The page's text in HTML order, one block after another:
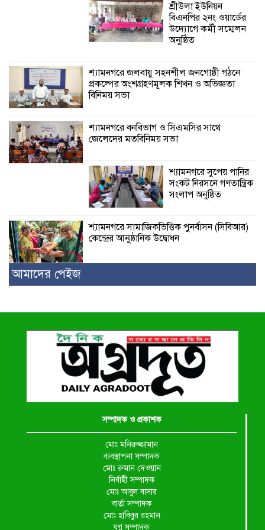
শ্রীউলা ইউনিয়ন
বিএনপির ২নং ওয়ার্ডের
উদ্যোগে কর্মী সম্মেলন
অনুষ্ঠিত
শ্যামনগরে জলবায়ু সহনশীল জনগোষ্ঠী গঠনে
প্রকল্পের অংশগ্রহণমূলক শিখন ও অভিজ্ঞতা
বিনিময় সভা
শ্যামনগরে বনবিভাগ ও সিএমসির সাথে
জেলেদের মতবিনিময় সভা
শ্যামনগরে সুপেয় পানির
সংকট নিরসনে গণতান্ত্রিক
সংলাপ অনুষ্ঠিত
শ্যামনগরে সামাজিকভিত্তিক পুনর্বাসন (সিবিআর)
কেন্দ্রের আনুষ্ঠানিক উদ্বোধন
আমাদের পেইজ
সম্পাদক ও প্রকাশক
মোঃ মনিরুজ্জামান
ব্যবস্থাপনা সম্পাদক
মোঃ রুমান দেওয়ান
নির্বাহী সম্পাদক
মোঃ আবুল বাসার
বার্তা সম্পাদক
মোঃ হাবিবুর রহমান
যুগ্ন সম্পাদক